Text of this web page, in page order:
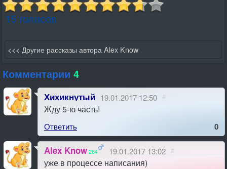
15 голосов
<<< Другие рассказы автора Alex Know
Комментарии 4
Хихикнутый 19.01.2017 12:50 #
Жду 5-ю часть!
Ответить 0
Alex Know264 19.01.2017 13:02 #
уже в процессе написания)